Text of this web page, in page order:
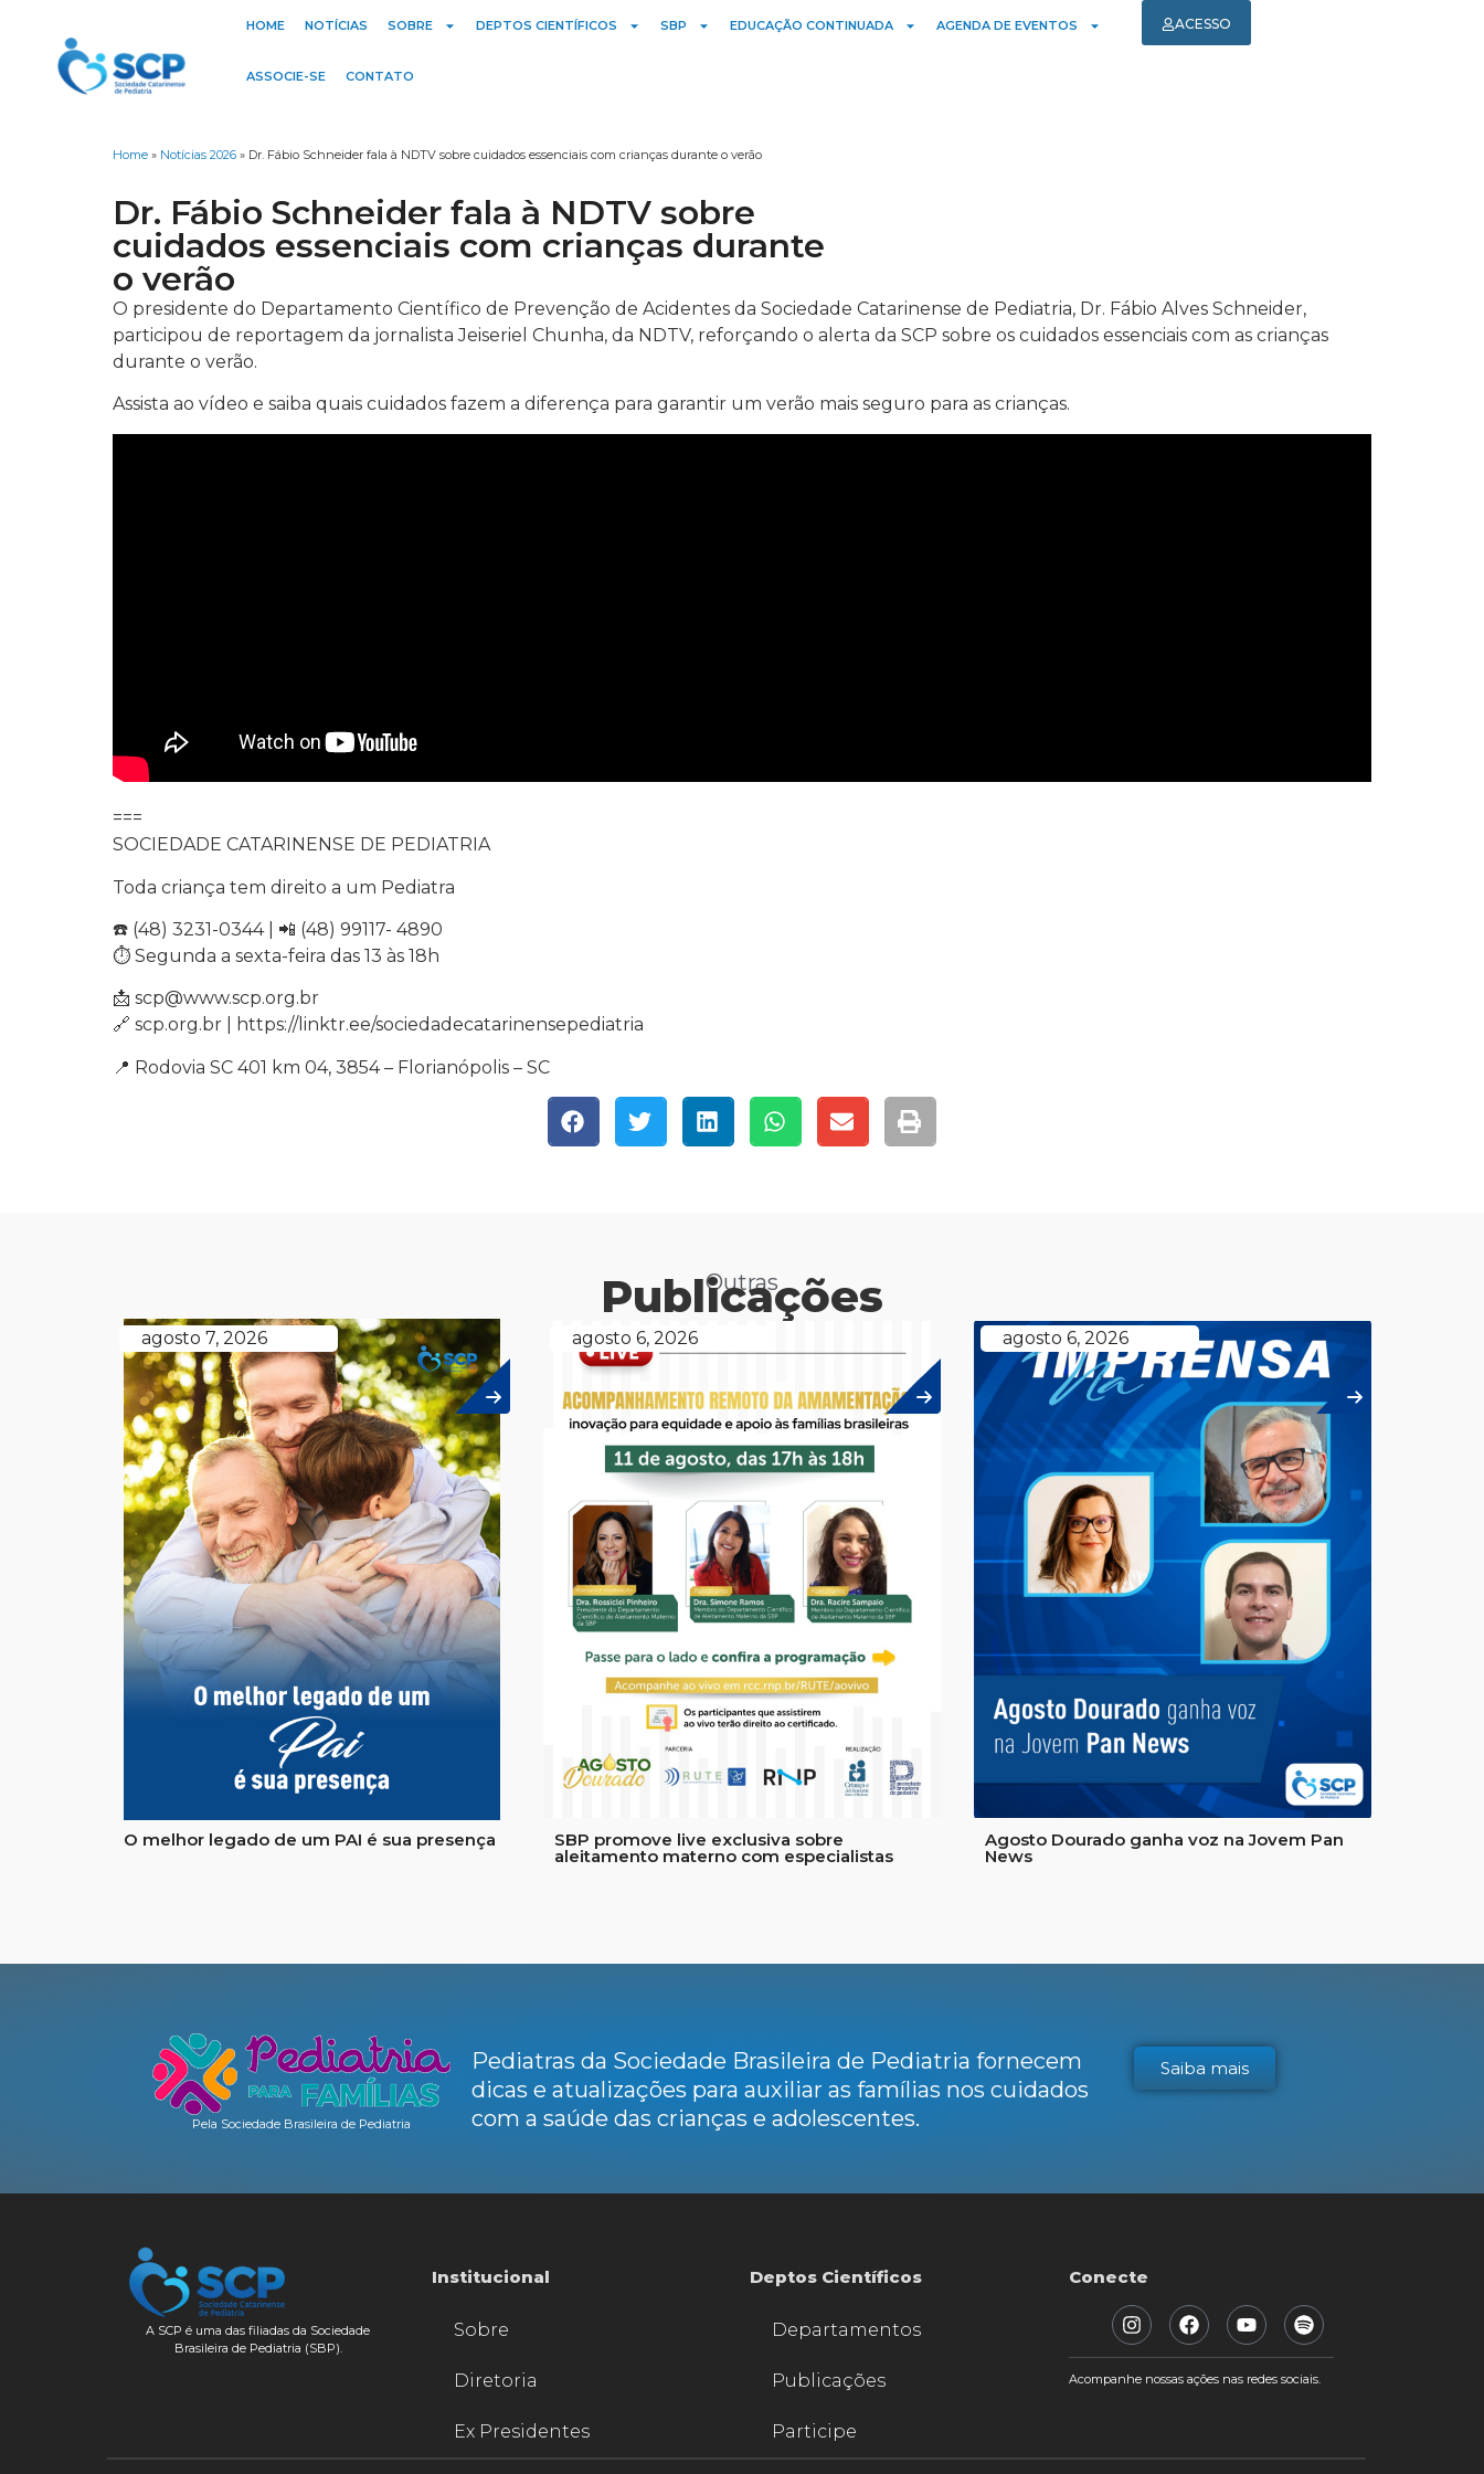
HOME NOTÍCIAS SOBRE DEPTOS CIENTÍFICOS SBP EDUCAÇÃO CONTINUADA AGENDA DE EVENTOS
ASSOCIE-SE CONTATO
ACESSO
Home » Notícias 2026 » Dr. Fábio Schneider fala à NDTV sobre cuidados essenciais com crianças durante o verão
Dr. Fábio Schneider fala à NDTV sobre
cuidados essenciais com crianças durante
o verão
O presidente do Departamento Científico de Prevenção de Acidentes da Sociedade Catarinense de Pediatria, Dr. Fábio Alves Schneider,
participou de reportagem da jornalista Jeiseriel Chunha, da NDTV, reforçando o alerta da SCP sobre os cuidados essenciais com as crianças
durante o verão.
Assista ao vídeo e saiba quais cuidados fazem a diferença para garantir um verão mais seguro para as crianças.
===
SOCIEDADE CATARINENSE DE PEDIATRIA
Toda criança tem direito a um Pediatra
☎️ (48) 3231-0344 | 📲 (48) 99117- 4890
⏱️ Segunda a sexta-feira das 13 às 18h
📩 scp@www.scp.org.br
🔗 scp.org.br | https://linktr.ee/sociedadecatarinensepediatria
📍 Rodovia SC 401 km 04, 3854 – Florianópolis – SC
Outras
Publicações
agosto 7, 2026
O melhor legado de um PAI é sua presença
agosto 6, 2026
SBP promove live exclusiva sobre
aleitamento materno com especialistas
agosto 6, 2026
Agosto Dourado ganha voz na Jovem Pan
News
Pela Sociedade Brasileira de Pediatria
Pediatras da Sociedade Brasileira de Pediatria fornecem
dicas e atualizações para auxiliar as famílias nos cuidados
com a saúde das crianças e adolescentes.
Saiba mais
A SCP é uma das filiadas da Sociedade
Brasileira de Pediatria (SBP).
Institucional
Sobre
Diretoria
Ex Presidentes
Deptos Científicos
Departamentos
Publicações
Participe
Conecte
Acompanhe nossas ações nas redes sociais.